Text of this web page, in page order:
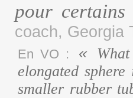
pour
coach, Georgia
En VO :
elongated
smaller rubber